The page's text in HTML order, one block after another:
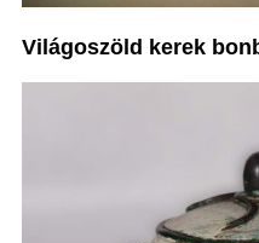
Világoszöld kerek